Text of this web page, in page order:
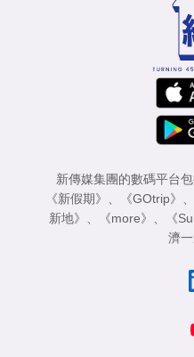
新傳媒集團的數碼平台
《新假期》
《GOtrip》
新地》
《more》 《
濟一